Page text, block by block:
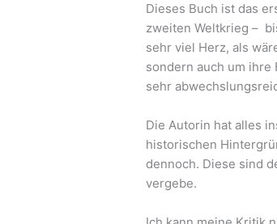
Dieses Buch ist das
zweiten Weltkrieg –
sehr viel Herz, als
sondern auch um
sehr
Die Autorin hat alles
historischen
dennoch. Diese sind
vergebe.